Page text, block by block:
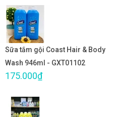
Sữa tắm gội Coast Hair & Body
Wash 946ml - GXT01102
175.000₫